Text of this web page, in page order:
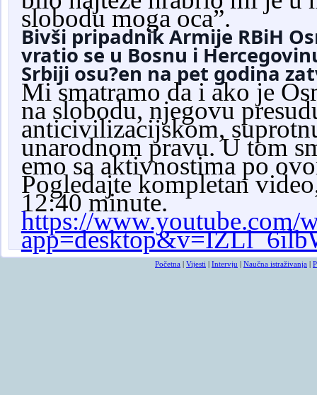
slobodu moga oca”.
Bivši pripadnik Armije RBiH
vratio se u Bosnu i
Srbiji osu?en na pet godina
Mi smatramo da i ako je
na slobodu, njegovu
anticivilizacijskom,
unarodnom pravu. U tom
emo sa aktivnostima po
Pogledajte kompletan
12:40 minute.
https://www.youtube.com/
Početna | Vijesti | Intervju | Naučna istraživanja |